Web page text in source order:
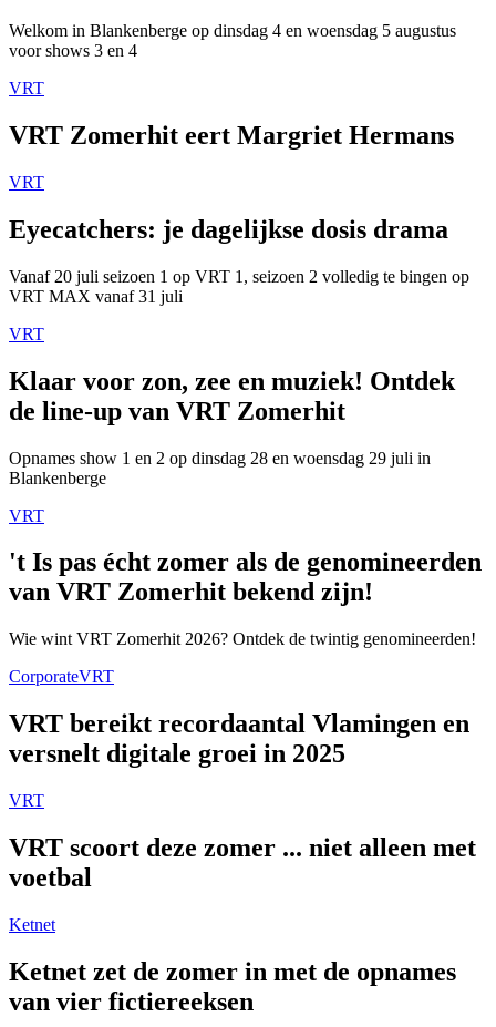
Welkom in Blankenberge op dinsdag 4 en woensdag 5 augustus
voor shows 3 en 4
VRT
VRT Zomerhit eert Margriet Hermans
VRT
Eyecatchers: je dagelijkse dosis drama
Vanaf 20 juli seizoen 1 op VRT 1, seizoen 2 volledig te bingen op
VRT MAX vanaf 31 juli
VRT
Klaar voor zon, zee en muziek! Ontdek
de line-up van VRT Zomerhit
Opnames show 1 en 2 op dinsdag 28 en woensdag 29 juli in
Blankenberge
VRT
't Is pas écht zomer als de genomineerden
van VRT Zomerhit bekend zijn!
Wie wint VRT Zomerhit 2026? Ontdek de twintig genomineerden!
CorporateVRT
VRT bereikt recordaantal Vlamingen en
versnelt digitale groei in 2025
VRT
VRT scoort deze zomer ... niet alleen met
voetbal
Ketnet
Ketnet zet de zomer in met de opnames
van vier fictiereeksen